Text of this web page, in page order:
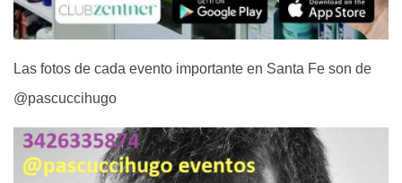
Las fotos de cada evento importante en Santa Fe son de
@pascuccihugo